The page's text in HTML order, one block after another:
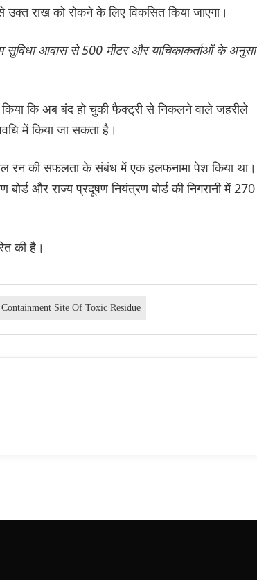
राख को रोकने के लिए विकसित किया जाएगा।
सुविधा आवास से 500 मीटर और याचिकाकर्ताओं के
कि अब बंद हो चुकी फैक्ट्री से निकलने वाले जहरीले
में किया जा सकता है।
रन की सफलता के संबंध में एक हलफनामा पेश किया था।
और राज्य प्रदूषण नियंत्रण बोर्ड की निगरानी में 270
की है।
Containment Site Of Toxic Residue